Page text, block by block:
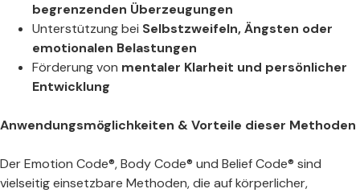
begrenzenden Überzeugungen
Unterstützung bei Selbstzweifeln, Ängsten oder
emotionalen Belastungen
Förderung von mentaler Klarheit und persönlicher
Entwicklung
Anwendungsmöglichkeiten & Vorteile dieser Methoden
Der Emotion Code®, Body Code® und Belief Code® sind
vielseitig einsetzbare Methoden, die auf körperlicher,